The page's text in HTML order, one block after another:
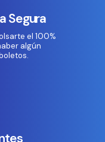
Segura
el 100%
algún